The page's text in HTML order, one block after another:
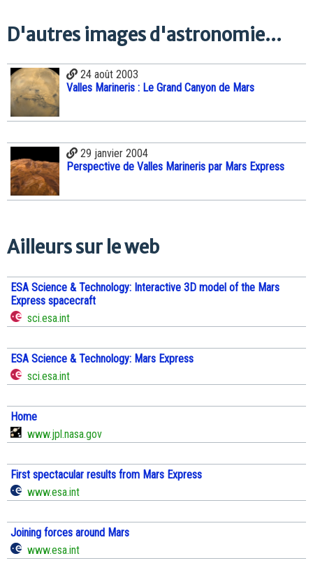
D'autres images d'astronomie...
24 août 2003
Valles Marineris : Le Grand Canyon de Mars
29 janvier 2004
Perspective de Valles Marineris par Mars Express
Ailleurs sur le web
ESA Science & Technology: Interactive 3D model of the Mars
Express spacecraft
sci.esa.int
ESA Science & Technology: Mars Express
sci.esa.int
Home
www.jpl.nasa.gov
First spectacular results from Mars Express
www.esa.int
Joining forces around Mars
www.esa.int